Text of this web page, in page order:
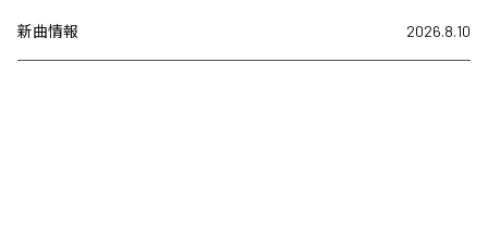
新曲情報 2026.8.10